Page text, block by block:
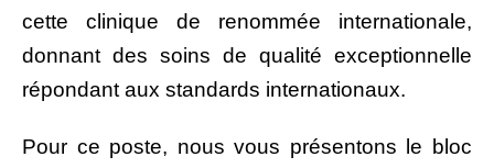
cette clinique de renommée internationale,
donnant des soins de qualité exceptionnelle
répondant aux standards internationaux.
Pour ce poste, nous vous présentons le bloc